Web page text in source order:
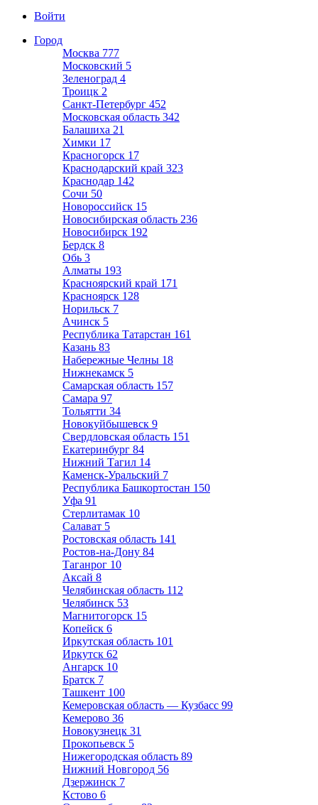
Войти
Город
Москва 777
Московский 5
Зеленоград 4
Троицк 2
Санкт-Петербург 452
Московская область 342
Балашиха 21
Химки 17
Красногорск 17
Краснодарский край 323
Краснодар 142
Сочи 50
Новороссийск 15
Новосибирская область 236
Новосибирск 192
Бердск 8
Обь 3
Алматы 193
Красноярский край 171
Красноярск 128
Норильск 7
Ачинск 5
Республика Татарстан 161
Казань 83
Набережные Челны 18
Нижнекамск 5
Самарская область 157
Самара 97
Тольятти 34
Новокуйбышевск 9
Свердловская область 151
Екатеринбург 84
Нижний Тагил 14
Каменск-Уральский 7
Республика Башкортостан 150
Уфа 91
Стерлитамак 10
Салават 5
Ростовская область 141
Ростов-на-Дону 84
Таганрог 10
Аксай 8
Челябинская область 112
Челябинск 53
Магнитогорск 15
Копейск 6
Иркутская область 101
Иркутск 62
Ангарск 10
Братск 7
Ташкент 100
Кемеровская область — Кузбасс 99
Кемерово 36
Новокузнецк 31
Прокопьевск 5
Нижегородская область 89
Нижний Новгород 56
Дзержинск 7
Кстово 6